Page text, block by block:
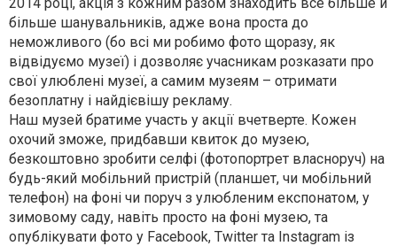
більше шанувальників, адже вона проста до
неможливого (бо всі ми робимо фото щоразу, як
відвідуємо музеї) і дозволяє учасникам розказати про
свої улюблені музеї, а самим музеям – отримати
безоплатну і найдієвішу рекламу.
Наш музей братиме участь у акції вчетверте. Кожен
охочий зможе, придбавши квиток до музею,
безкоштовно зробити селфі (фотопортрет власноруч) на
будь-який мобільний пристрій (планшет, чи мобільний
телефон) на фоні чи поруч з улюбленим експонатом, у
зимовому саду, навіть просто на фоні музею, та
опублікувати фото у Facebook, Twitter та Instagram із